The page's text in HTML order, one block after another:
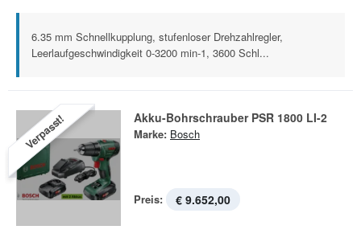
6.35 mm Schnellkupplung, stufenloser Drehzahlregler,
Leerlaufgeschwindigkeit 0-3200 min-1, 3600 Schl...
Verpasst! Akku-Bohrschrauber PSR 1800 LI-2
Marke: Bosch
Preis: € 9.652,00